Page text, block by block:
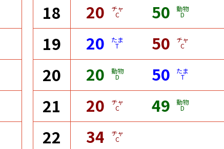
18 20 チャ
C 50 動物
D
19 20 たま
T 50 チャ
C
20 20 動物
D 50 たま
T
21 20 チャ
C 49 動物
D
22 34 チャ
C